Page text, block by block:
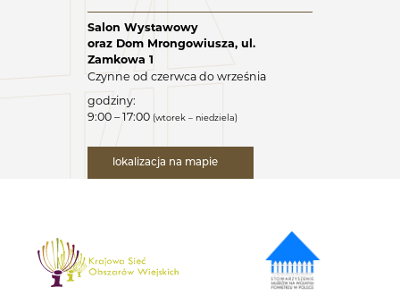
Salon Wystawowy
oraz Dom Mrongowiusza, ul.
Zamkowa 1
Czynne od czerwca do września
godziny:
9:00 – 17:00 (wtorek – niedziela)
lokalizacja na mapie